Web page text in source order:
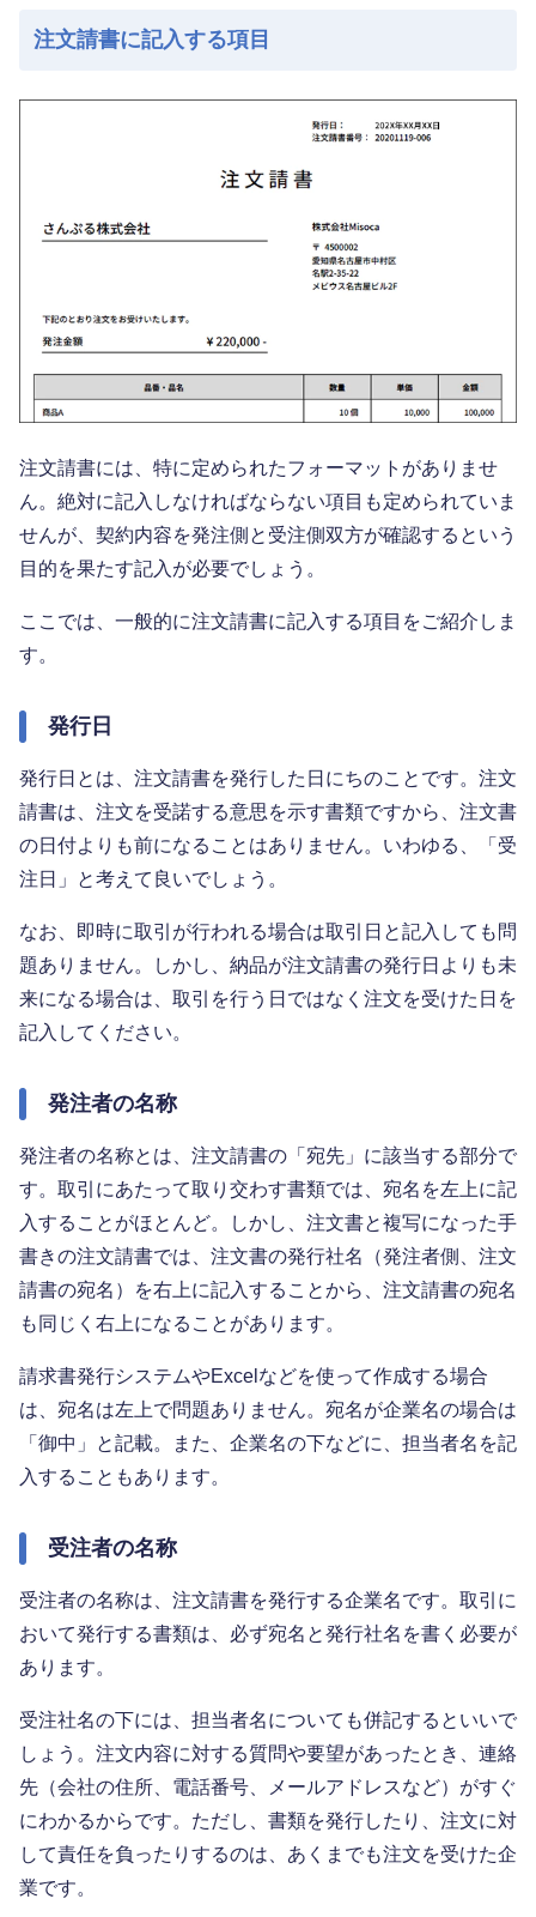
注文請書に記入する項目
注文請書には、特に定められたフォーマットがありませ
ん。絶対に記入しなければならない項目も定められていま
せんが、契約内容を発注側と受注側双方が確認するという
目的を果たす記入が必要でしょう。
ここでは、一般的に注文請書に記入する項目をご紹介しま
す。
発行日
発行日とは、注文請書を発行した日にちのことです。注文
請書は、注文を受諾する意思を示す書類ですから、注文書
の日付よりも前になることはありません。いわゆる、「受
注日」と考えて良いでしょう。
なお、即時に取引が行われる場合は取引日と記入しても問
題ありません。しかし、納品が注文請書の発行日よりも未
来になる場合は、取引を行う日ではなく注文を受けた日を
記入してください。
発注者の名称
発注者の名称とは、注文請書の「宛先」に該当する部分で
す。取引にあたって取り交わす書類では、宛名を左上に記
入することがほとんど。しかし、注文書と複写になった手
書きの注文請書では、注文書の発行社名（発注者側、注文
請書の宛名）を右上に記入することから、注文請書の宛名
も同じく右上になることがあります。
請求書発行システムやExcelなどを使って作成する場合
は、宛名は左上で問題ありません。宛名が企業名の場合は
「御中」と記載。また、企業名の下などに、担当者名を記
入することもあります。
受注者の名称
受注者の名称は、注文請書を発行する企業名です。取引に
おいて発行する書類は、必ず宛名と発行社名を書く必要が
あります。
受注社名の下には、担当者名についても併記するといいで
しょう。注文内容に対する質問や要望があったとき、連絡
先（会社の住所、電話番号、メールアドレスなど）がすぐ
にわかるからです。ただし、書類を発行したり、注文に対
して責任を負ったりするのは、あくまでも注文を受けた企
業です。